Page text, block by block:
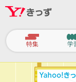
特集 学